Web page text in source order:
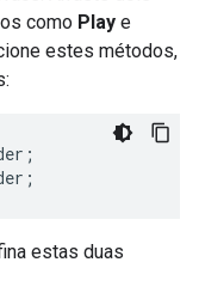
como Play e
estes métodos,
;
;
estas duas